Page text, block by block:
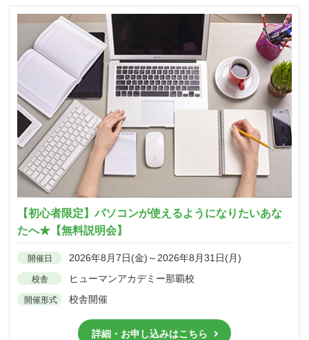
【初心者限定】パソコンが使えるようになりたいあな
たへ★【無料説明会】
開催日 2026年8月7日(金)～2026年8月31日(月)
校舎 ヒューマンアカデミー那覇校
開催形式 校舎開催
詳細・お申し込みはこちら